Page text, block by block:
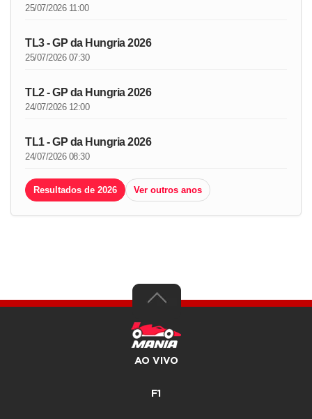
25/07/2026 11:00
TL3 - GP da Hungria 2026
25/07/2026 07:30
TL2 - GP da Hungria 2026
24/07/2026 12:00
TL1 - GP da Hungria 2026
24/07/2026 08:30
Resultados de 2026 Ver outros anos
AO VIVO
F1